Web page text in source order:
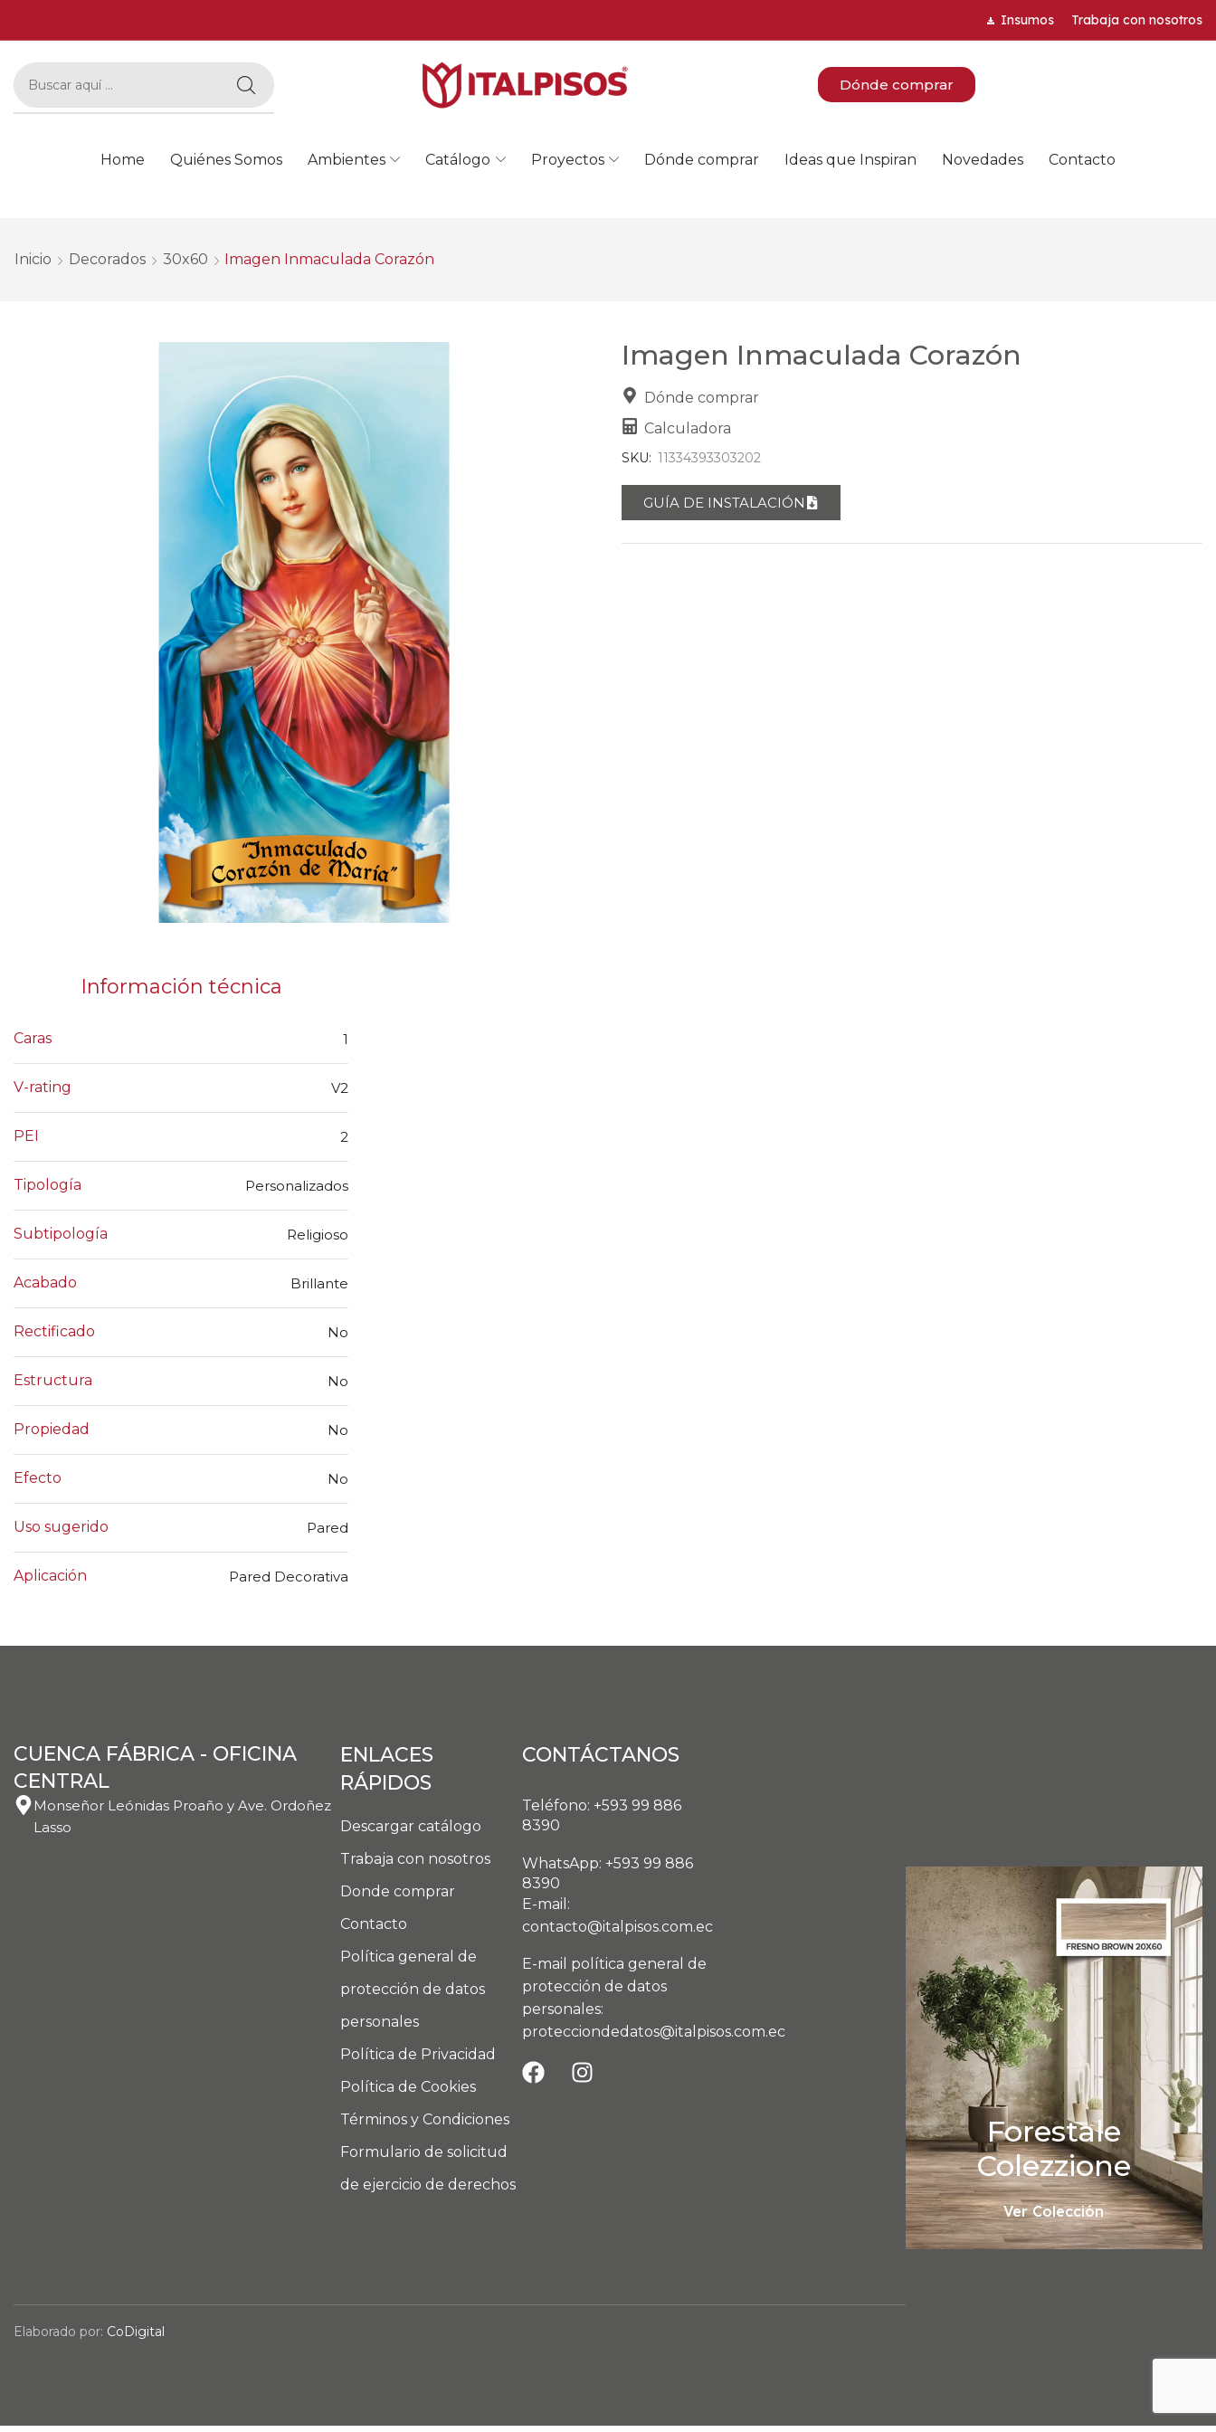
Insumos Trabaja con nosotros
Dónde comprar
Home Quiénes Somos Ambientes Catálogo Proyectos Dónde comprar Ideas que Inspiran Novedades Contacto
Inicio Decorados 30x60 Imagen Inmaculada Corazón
Imagen Inmaculada Corazón
Dónde comprar
Calculadora
SKU: 11334393303202
GUÍA DE INSTALACIÓN
Información técnica
Caras 1
V-rating V2
PEI 2
Tipología Personalizados
Subtipología Religioso
Acabado Brillante
Rectificado No
Estructura No
Propiedad No
Efecto No
Uso sugerido Pared
Aplicación Pared Decorativa
CUENCA FÁBRICA - OFICINA
CENTRAL
Monseñor Leónidas Proaño y Ave. Ordoñez
Lasso
ENLACES
RÁPIDOS
Descargar catálogo
Trabaja con nosotros
Donde comprar
Contacto
Política general de
protección de datos
personales
Política de Privacidad
Política de Cookies
Términos y Condiciones
Formulario de solicitud
de ejercicio de derechos
CONTÁCTANOS
Teléfono: +593 99 886
8390
WhatsApp: +593 99 886
8390
E-mail:
contacto@italpisos.com.ec
E-mail política general de
protección de datos
personales:
protecciondedatos@italpisos.com.ec
Elaborado por: CoDigital
Forestale
Colezzione
Ver Colección